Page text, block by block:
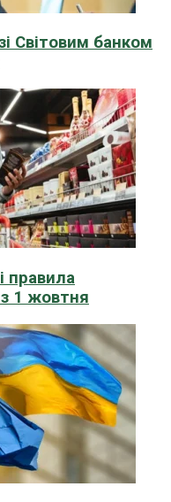
Світовим банком
правила
1 жовтня